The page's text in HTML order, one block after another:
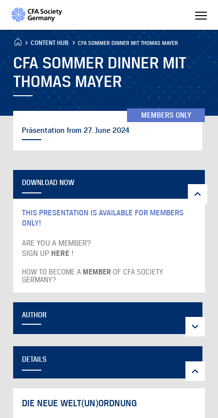
CONTENT HUB CFA SOMMER DINNER MIT THOMAS MAYER
CFA SOMMER DINNER MIT
THOMAS MAYER
Präsentation from 27. June 2024
MEMBERS ONLY
DETAILS
DIE NEUE WELT(UN)ORDNUNG
DOWNLOAD NOW
THIS PRESENTATION IS AVAILABLE FOR MEMBERS
ONLY!
ARE YOU A MEMBER?
SIGN UP HERE !
HOW TO BECOME A MEMBER OF CFA SOCIETY
GERMANY?
AUTHOR